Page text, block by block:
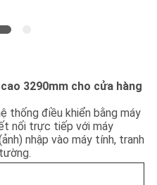
3290mm cho cửa hàng
thống điều khiển bằng máy
nối trực tiếp với máy
nhập vào máy tính, tranh